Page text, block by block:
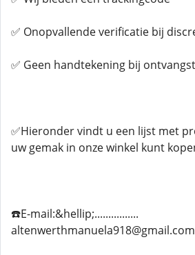
✅ Onopvallende verificatie bij
✅ Geen handtekening bij ontvangst
✅Hieronder vindt u een lijst met
uw gemak in onze winkel kunt
☎️E-mail:&hellip;................
altenwerthmanuela918@gmail.com